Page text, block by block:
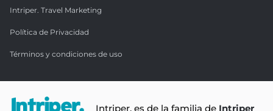
Intriper. Travel Marketing
Política de Privacidad
Términos y condiciones de uso
Intriper. es de la familia de Intriper